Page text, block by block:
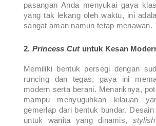
pasangan Anda menyukai gaya
yang tak lekang oleh waktu, ini
sangat aman namun tetap menawan.
2. Princess Cutuntuk Kesan
Memiliki bentuk persegi dengan
runcing dan tegas, gaya ini
modern serta berani. Menariknya,
mampu menyuguhkan kilauan
gemerlap dari bentuk bundar.
untuk wanita yang dinamis, stylish